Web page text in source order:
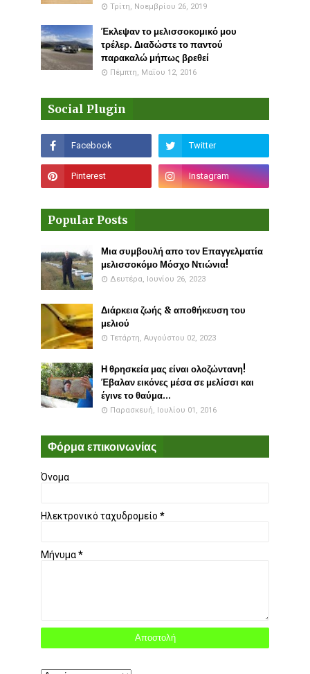
Τρίτη, Νοεμβρίου 26, 2019
Έκλεψαν το μελισσοκομικό μου
τρέλερ. Διαδώστε το παντού
παρακαλώ μήπως βρεθεί
Πέμπτη, Μαΐου 12, 2016
Social Plugin
Popular Posts
Μια συμβουλή απο τον Επαγγελματία
μελισσοκόμο Μόσχο Ντιώνια!
Δευτέρα, Ιουνίου 26, 2023
Διάρκεια ζωής & αποθήκευση του
μελιού
Τετάρτη, Αυγούστου 02, 2023
Η θρησκεία μας είναι ολοζώντανη!
Έβαλαν εικόνες μέσα σε μελίσσι και
έγινε το θαύμα...
Παρασκευή, Ιουλίου 01, 2016
Φόρμα επικοινωνίας
Όνομα
Ηλεκτρονικό ταχυδρομείο *
Μήνυμα*